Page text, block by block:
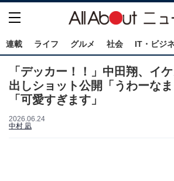
連載 ライフ グルメ 社会 IT・ビジ
「デッカー！！」中田翔、イ
出しショット公開「うわーなま
「可愛すぎます」
2026.06.24
中村 凪